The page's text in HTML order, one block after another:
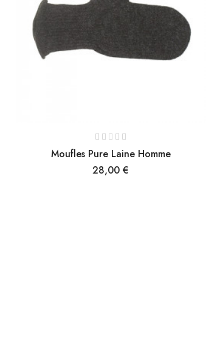
Moufles Pure Laine Homme
Prix
28,00 €